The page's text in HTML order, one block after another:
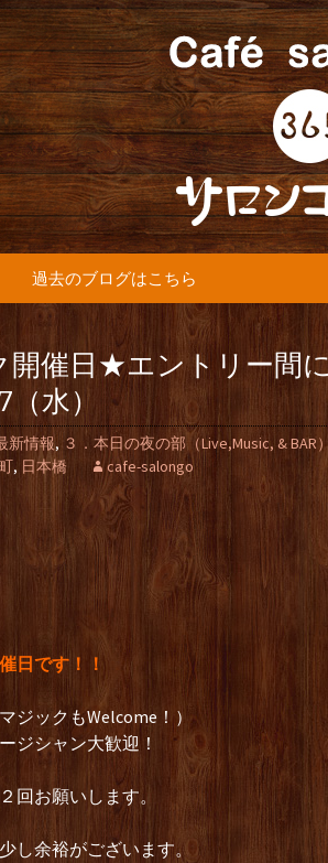
365(サ
カフェ』より最新情
過去のブログはこちら
開催日★エントリー間
水）
新情報, ３．本日の夜の部（Live,Music, & BAR
, 日本橋 cafe-salongo
日です！！
ジックもWelcome！）
ジシャン大歓迎！
回お願いします。
し余裕がございます。